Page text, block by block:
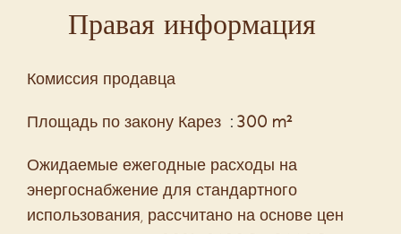
Правая информация
Комиссия продавца
Площадь по закону Карез
300 m²
Ожидаемые ежегодные расходы на
энергоснабжение для стандартного
использования, рассчитано на основе цен